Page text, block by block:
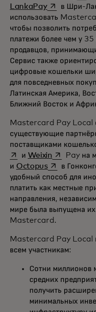
LankaPayopens in a
в Шри-
использовать
чтобы позволить
платежи более чем у
продавцов,
Сервис также
цифровые кошельки
для повседневных
Латинская Америка,
Ближний Восток и
Mastercard Pay Local
существующие
поставщиками
и Weixinopens in a
Pay на
и Octopusopens in a
в
удобный способ для
платить как местные
направления,
мире была выпущена их
Mastercard.
Mastercard Pay Local
всем участникам:
Сотни миллионов
средних
получить
минимальных